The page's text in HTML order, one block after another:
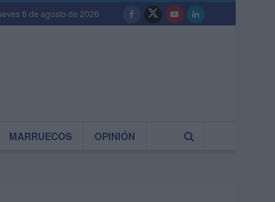
6 de agosto de 2026
MARRUECOS OPINIÓN